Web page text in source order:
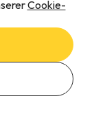
Cookie-